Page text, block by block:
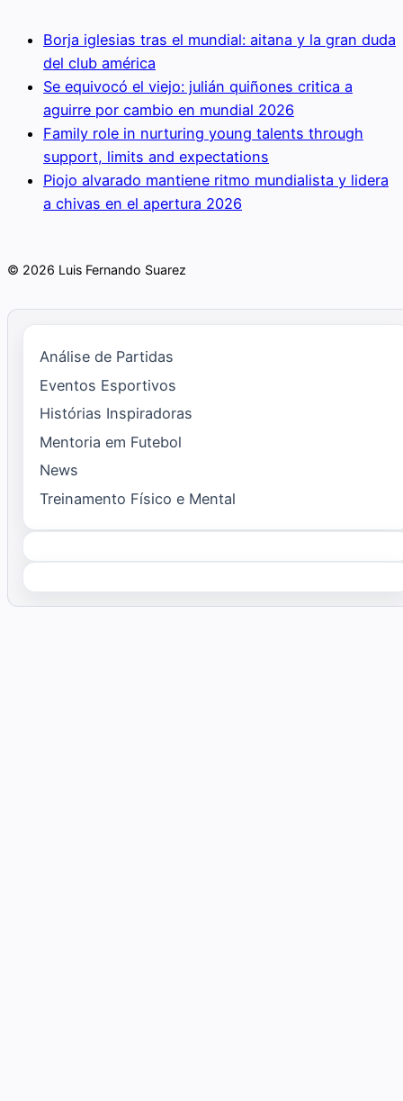
Borja iglesias tras el mundial: aitana y la gran duda
del club américa
Se equivocó el viejo: julián quiñones critica a
aguirre por cambio en mundial 2026
Family role in nurturing young talents through
support, limits and expectations
Piojo alvarado mantiene ritmo mundialista y lidera
a chivas en el apertura 2026
© 2026 Luis Fernando Suarez
Análise de Partidas
Eventos Esportivos
Histórias Inspiradoras
Mentoria em Futebol
News
Treinamento Físico e Mental